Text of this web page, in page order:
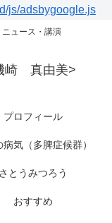
js/adsbygoogle.js
ュース・講演
崎 真由美>
プロフィール
気（多脾症候群）
さとうみつろう
おすすめ